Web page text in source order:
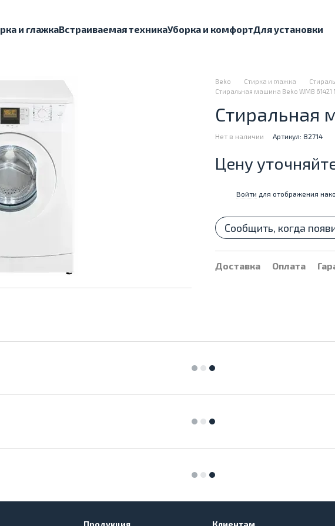
и глажкаВстраиваемая техникаУборка и комфортДля установки
Beko Стирка и глажка
Стиральная машина Beko WMB 61421
Стиральная
Нет в наличии Артикул: 82714
Цену
Войти для отображения
Сообщить, когда
Доставка Оплата